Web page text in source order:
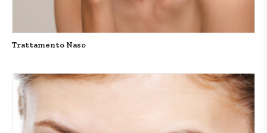
Trattamento Naso